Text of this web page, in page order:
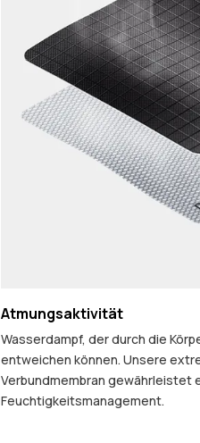
Atmungsaktivität
Wasserdampf, der durch die
entweichen können. Unsere
Verbundmembran gewährleistet
Feuchtigkeitsmanagement.